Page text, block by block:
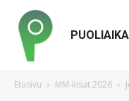
Etusivu MM-kisat 2026